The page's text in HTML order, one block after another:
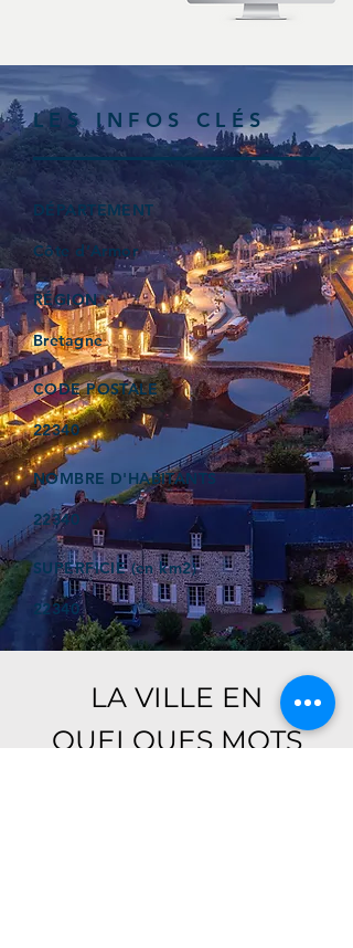
LES INFOS CLÉS
DÉPARTEMENT
Côte d’Armor
RÉGION
Bretagne
CODE POSTALE
22340
NOMBRE D'HABITANTS
22340
SUPERFICIE (en km2)
22340
LA VILLE EN
QUELQUES MOTS